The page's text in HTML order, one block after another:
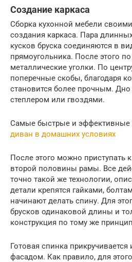
Создание каркаса
Сборка кухонной мебели
создания каркаса. Пара
кусков бруска соединяются в
прямоугольника. После этого
металлические уголки. По
поперечные скобы, благодаря
становится более прочным.
степлером или гвоздями.
Самые быстрые и эффективные
диван в домашних условиях
После этого можно приступать
второй половины рамы. Все
точно такой же технологии,
детали крепятся гайками,
начинают делать спину. Для
брусков одинаковой длины и
конструкция по тому же
Готовая спинка прикручивается
фасадом. Как правило, для